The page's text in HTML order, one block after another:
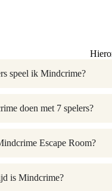
speel ik Mindcrime?
doen met 7 spelers?
Escape Room?
is Mindcrime?